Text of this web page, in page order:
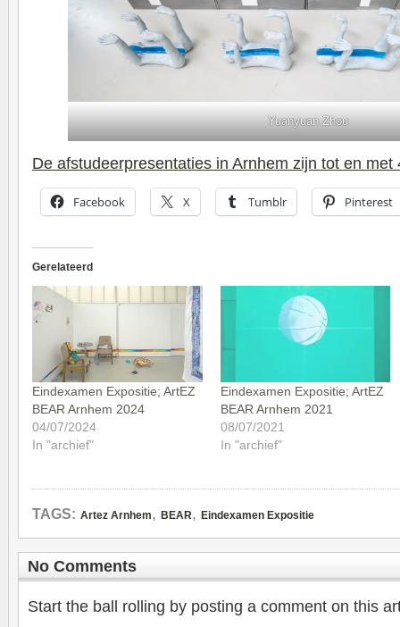
Yuanyuan Zhou
De afstudeerpresentaties in Arnhem zijn tot en met
Facebook X Tumblr Pinterest
Gerelateerd
Eindexamen Expositie; ArtEZ
BEAR Arnhem 2024
04/07/2024
In "archief"
Eindexamen Expositie; ArtEZ
BEAR Arnhem 2021
08/07/2021
In "archief"
TAGS: Artez Arnhem, BEAR, Eindexamen Expositie
No Comments
Start the ball rolling by posting a comment on this